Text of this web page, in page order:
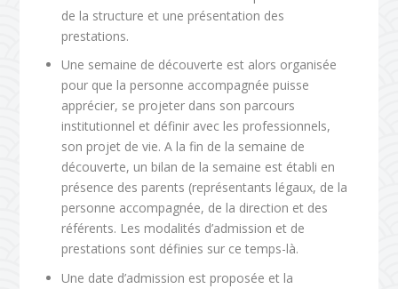
de la structure et une présentation des
prestations.
Une semaine de découverte est alors organisée
pour que la personne accompagnée puisse
apprécier, se projeter dans son parcours
institutionnel et définir avec les professionnels,
son projet de vie. A la fin de la semaine de
découverte, un bilan de la semaine est établi en
présence des parents (représentants légaux, de la
personne accompagnée, de la direction et des
référents. Les modalités d’admission et de
prestations sont définies sur ce temps-là.
Une date d’admission est proposée et la